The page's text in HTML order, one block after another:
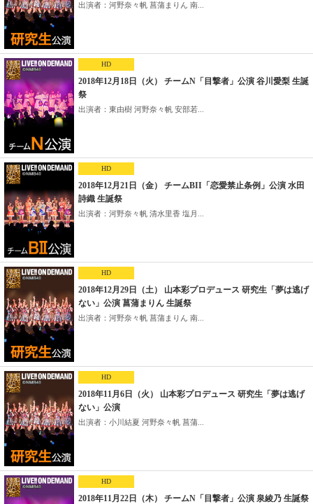
出演者：河野奈々帆 菖蒲まりん 南...
HD
2018年12月18日（火） チームN「目撃者」公演 谷川愛梨 生誕
祭
出演者：東由樹 河野奈々帆 安部若...
HD
2018年12月21日（金） チームBII「恋愛禁止条例」公演 水田
詩織 生誕祭
出演者：河野奈々帆 清水里香 塩月...
HD
2018年12月29日（土） 山本彩プロデュース 研究生「夢は逃げ
ない」公演 菖蒲まりん 生誕祭
出演者：河野奈々帆 菖蒲まりん 南...
HD
2018年11月6日（火） 山本彩プロデュース 研究生「夢は逃げ
ない」公演
出演者：小川結夏 河野奈々帆 菖蒲...
HD
2018年11月22日（木） チームN「目撃者」公演 泉綾乃 生誕祭